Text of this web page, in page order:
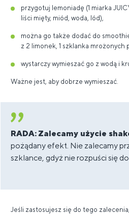
przygotuj lemoniadę (1 miarka
liści mięty, miód, woda, lód),
można go także dodać do
z 2 limonek, 1 szklanka mrożonych
wystarczy wymieszać go z wodą i
Ważne jest, aby dobrze wymieszać.
RADA: Zalecamy użycie
pożądany efekt. Nie zalecamy
szklance, gdyż nie rozpuści się
Jeśli zastosujesz się do tego